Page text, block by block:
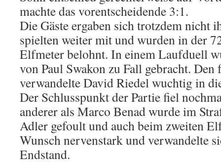
machte das vorentscheidende 3:1.
Die Gäste ergaben sich trotzdem nicht
spielten weiter mit und wurden in der
Elfmeter belohnt. In einem Laufduell
von Paul Swakon zu Fall gebracht.
verwandelte David Riedel wuchtig in
Der Schlusspunkt der Partie fiel
anderer als Marco Benad wurde im
Adler gefoult und auch beim zweiten
Wunsch nervenstark und verwandelte
Endstand.